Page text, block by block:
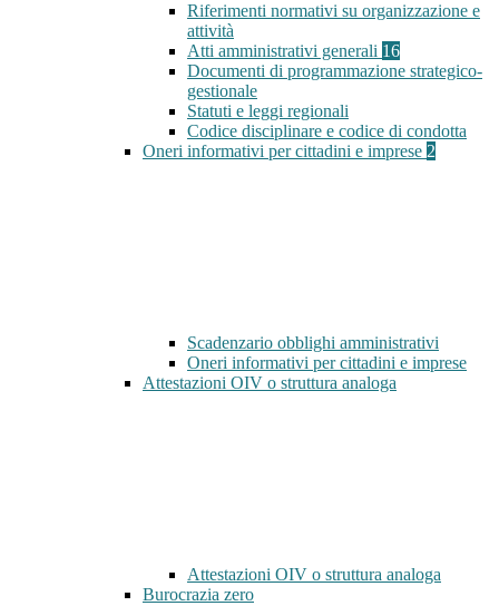
Riferimenti normativi su organizzazione e
attività
Atti amministrativi generali 16
Documenti di programmazione strategico-
gestionale
Statuti e leggi regionali
Codice disciplinare e codice di condotta
Oneri informativi per cittadini e imprese 2
Scadenzario obblighi amministrativi
Oneri informativi per cittadini e imprese
Attestazioni OIV o struttura analoga
Attestazioni OIV o struttura analoga
Burocrazia zero